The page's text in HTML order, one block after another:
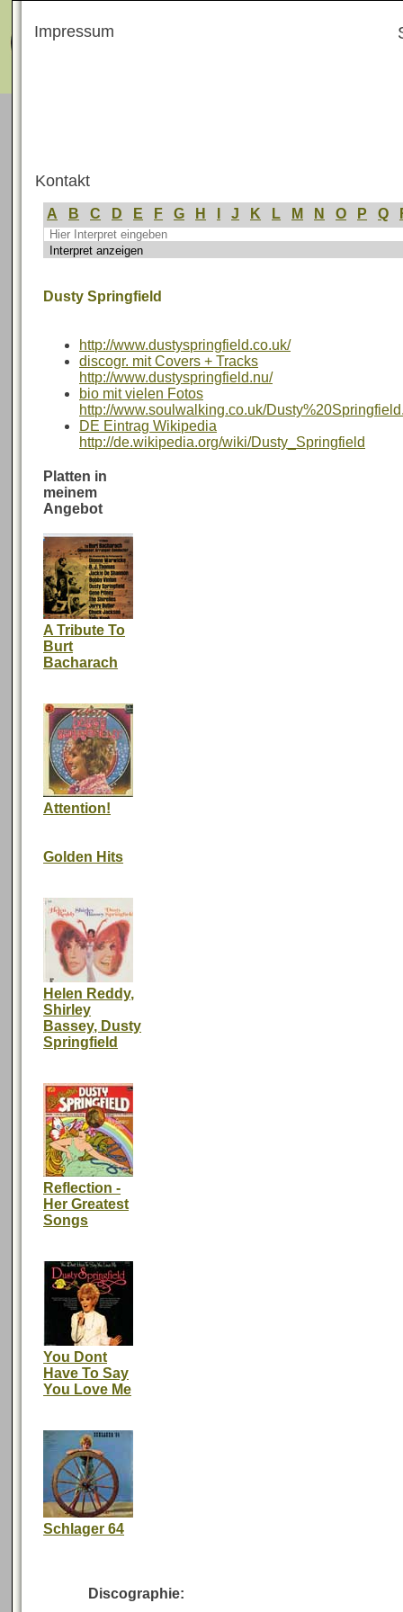
Impressum
Kontakt
A B C D E F G H J K L M N O P Q
Dusty Springfield
http://www.dustyspringfield.co.uk/
discogr. mit Covers + Tracks
http://www.dustyspringfield.nu/
bio mit vielen Fotos
http://www.soulwalking.co.uk/
DE Eintrag Wikipedia
http://de.wikipedia.org/wiki/Dusty_Springfield
Platten in
meinem
Angebot
A Tribute To
Burt
Bacharach
Attention!
Golden Hits
Helen Reddy,
Shirley
Bassey, Dusty
Springfield
Reflection -
Her Greatest
Songs
You Dont
Have To Say
You Love Me
Schlager 64
Discographie: